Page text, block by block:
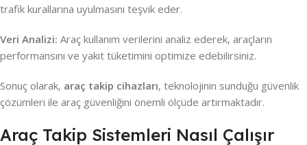
trafik kurallarına uyulmasını teşvik eder.
Veri Analizi: Araç kullanım verilerini analiz ederek, araçların
performansını ve yakıt tüketimini optimize edebilirsiniz.
Sonuç olarak, araç takip cihazları, teknolojinin sunduğu güvenlik
çözümleri ile araç güvenliğini önemli ölçüde artırmaktadır.
Araç Takip Sistemleri Nasıl Çalışır